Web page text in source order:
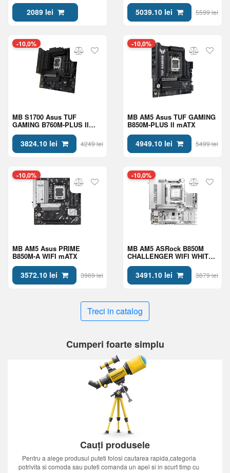
2089 lei 5039.10 lei 5599 lei
-10,0%
MB S1700 Asus TUF
GAMING B760M-PLUS II
3824.10 lei 4249 lei
-10,0%
MB AM5 Asus TUF GAMING
B850M-PLUS II mATX
4949.10 lei 5499 lei
-10,0%
MB AM5 Asus PRIME
B850M-A WIFI mATX
3572.10 lei 3969 lei
-10,0%
MB AM5 ASRock B850M
CHALLENGER WIFI WHITE
3491.10 lei 3879 lei
Treci in catalog
Cumperi foarte simplu
Cauți produsele
Pentru a alege produsul puteti folosi cautarea rapida,categoria
potrivita si comoda sau puteti comanda un apel si in scurt timp cu